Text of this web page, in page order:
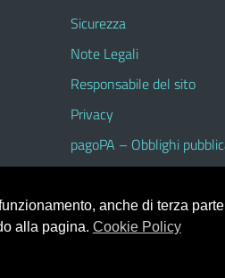
Sicurezza
Note Legali
Responsabile del sito
Privacy
pagoPA – Obblighi
anche di terza
alla pagina. Cookie Policy